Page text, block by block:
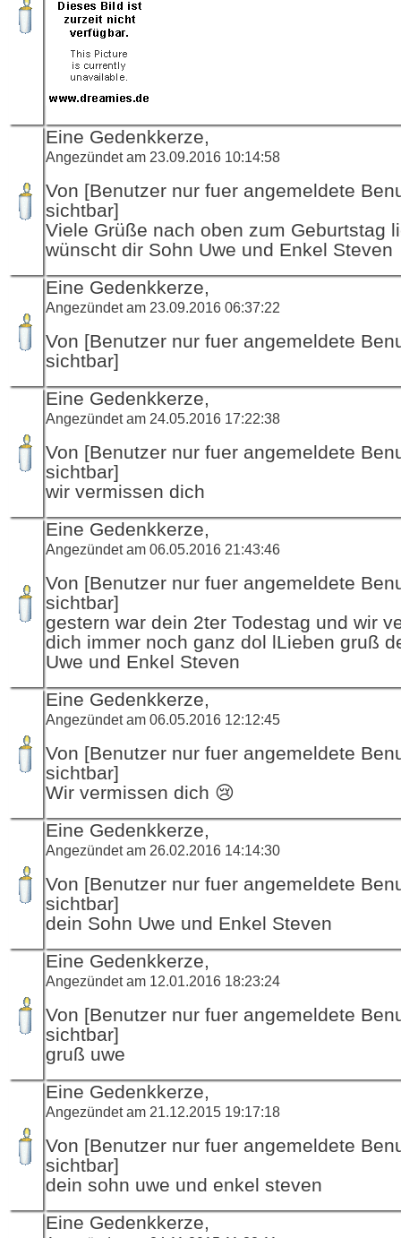
Eine Gedenkkerze,
Angezündet am 23.09.2016 10:14:58
Von [Benutzer nur fuer angemeldete
sichtbar]
Viele Grüße nach oben zum Geburtstag
wünscht dir Sohn Uwe und Enkel Steven
Eine Gedenkkerze,
Angezündet am 23.09.2016 06:37:22
Von [Benutzer nur fuer angemeldete
sichtbar]
Eine Gedenkkerze,
Angezündet am 24.05.2016 17:22:38
Von [Benutzer nur fuer angemeldete
sichtbar]
wir vermissen dich
Eine Gedenkkerze,
Angezündet am 06.05.2016 21:43:46
Von [Benutzer nur fuer angemeldete
sichtbar]
gestern war dein 2ter Todestag und wir
dich immer noch ganz dol lLieben gruß
Uwe und Enkel Steven
Eine Gedenkkerze,
Angezündet am 06.05.2016 12:12:45
Von [Benutzer nur fuer angemeldete
sichtbar]
Wir vermissen dich 😢
Eine Gedenkkerze,
Angezündet am 26.02.2016 14:14:30
Von [Benutzer nur fuer angemeldete
sichtbar]
dein Sohn Uwe und Enkel Steven
Eine Gedenkkerze,
Angezündet am 12.01.2016 18:23:24
Von [Benutzer nur fuer angemeldete
sichtbar]
gruß uwe
Eine Gedenkkerze,
Angezündet am 21.12.2015 19:17:18
Von [Benutzer nur fuer angemeldete
sichtbar]
dein sohn uwe und enkel steven
Eine Gedenkkerze,